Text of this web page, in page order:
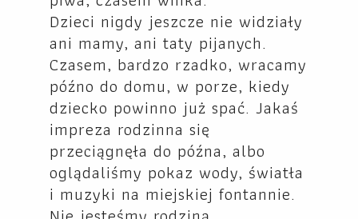
Dzieci nigdy jeszcze nie widziały
ani mamy, ani taty pijanych.
Czasem, bardzo rzadko, wracamy
późno do domu, w porze, kiedy
dziecko powinno już spać. Jakaś
impreza rodzinna się
przeciągnęła do późna, albo
oglądaliśmy pokaz wody, światła
i muzyki na miejskiej fontannie.